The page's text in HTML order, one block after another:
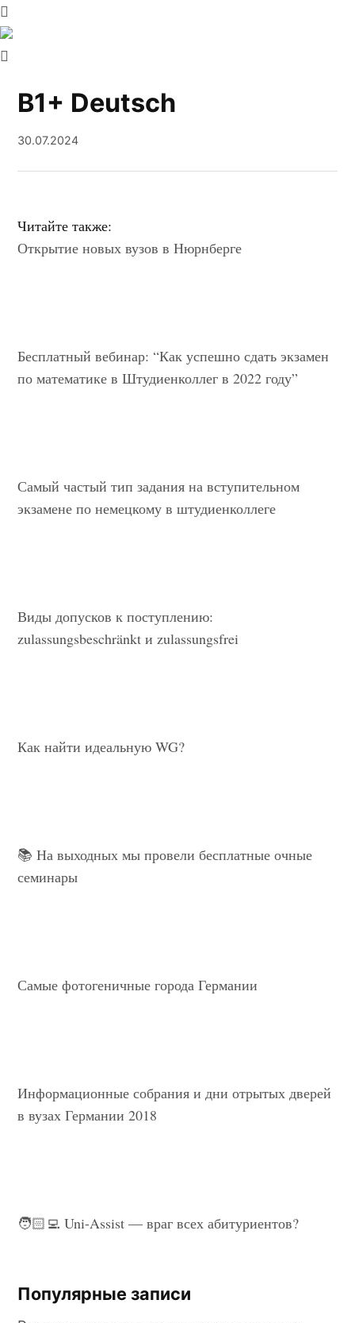
B1+ Deutsch
30.07.2024
Читайте также:
Открытие новых вузов в Нюрнберге
Бесплатный вебинар: “Как успешно сдать экзамен
по математике в Штудиенколлег в 2022 году”
Самый частый тип задания на вступительном
экзамене по немецкому в штудиенколлеге
Виды допусков к поступлению:
zulassungsbeschränkt и zulassungsfrei
Как найти идеальную WG?
📚 На выходных мы провели бесплатные очные
семинары
Самые фотогеничные города Германии
Информационные собрания и дни отрытых дверей
в вузах Германии 2018
🧑🏻‍💻 Uni-Assist — враг всех абитуриентов?
Популярные записи